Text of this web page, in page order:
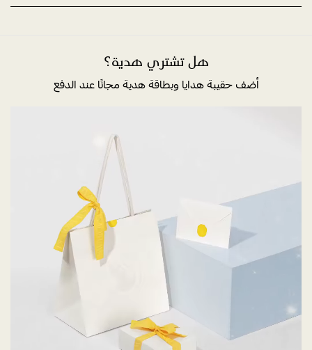
هل تشتري هدية؟
أضف حقيبة هدايا وبطاقة هدية مجانًا عند الدفع